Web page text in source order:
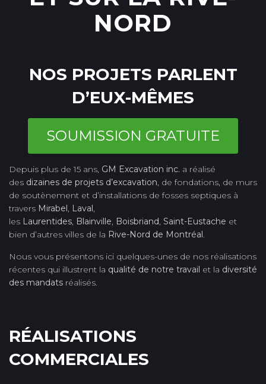
NORD
NOS PROJETS PARLENT
D’EUX-MÊMES
SOUMISSION GRATUITE
Depuis plus de 15 ans, GM Excavation inc. a réalisé
des dizaines de projets d’excavation, de fondations, de murs
de soutènement et d’installations de fosses septiques à
travers Mirabel, Laval,
les Laurentides, Blainville, Boisbriand, Saint-Eustache et
bien d’autres villes de la Rive-Nord de Montréal.
Nous vous présentons ici quelques-unes de nos réalisations
récentes qui illustrent la qualité de notre travail et la diversité
des mandats réalisés.
RÉALISATIONS
COMMERCIALES